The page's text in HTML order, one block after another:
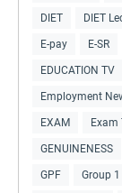
DIET DIET
E-pay E-SR
EDUCATION TV
Employment
EXAM Exam
GENUINENESS
GPF Group 1